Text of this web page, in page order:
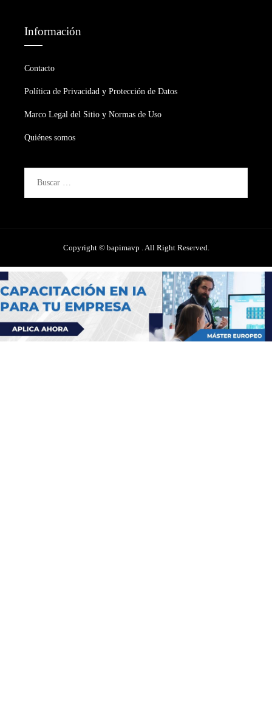
Información
Contacto
Política de Privacidad y Protección de Datos
Marco Legal del Sitio y Normas de Uso
Quiénes somos
Copyright © bapimavp . All Right Reserved.